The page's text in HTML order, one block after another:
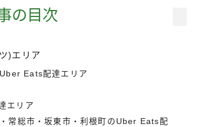
の目次
)エリア
Eats配達エリア
エリア
常総市・坂東市・利根町のUber Eats配